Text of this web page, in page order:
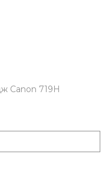
Canon 719H